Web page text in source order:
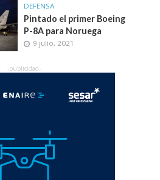
DEFENSA
Pintado el primer Boeing
P-8A para Noruega
9 julio, 2021